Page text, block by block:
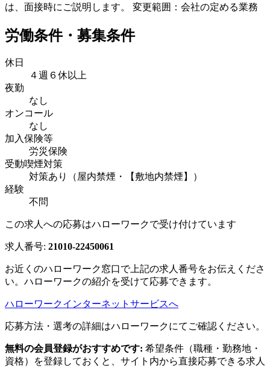
は、面接時にご説明します。 変更範囲：会社の定める業務
労働条件・募集条件
休日
４週６休以上
夜勤
なし
オンコール
なし
加入保険等
労災保険
受動喫煙対策
対策あり（屋内禁煙・【敷地内禁煙】）
経験
不問
この求人への応募はハローワークで受け付けています
求人番号: 21010-22450061
お近くのハローワーク窓口で上記の求人番号をお伝えくださ
い。ハローワークの紹介を受けて応募できます。
ハローワークインターネットサービスへ
応募方法・選考の詳細はハローワークにてご確認ください。
無料の会員登録がおすすめです: 希望条件（職種・勤務地・
資格）を登録しておくと、サイト内から直接応募できる求人